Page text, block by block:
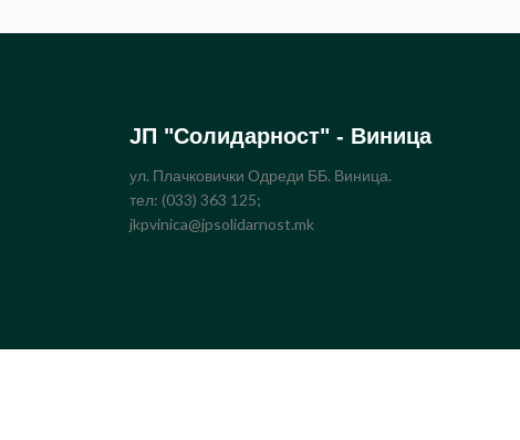
ЈП "Солидарност" - Виница
ул. Плачковички Одреди ББ. Виница.
тел: (033) 363 125;
jkpvinica@jpsolidarnost.mk